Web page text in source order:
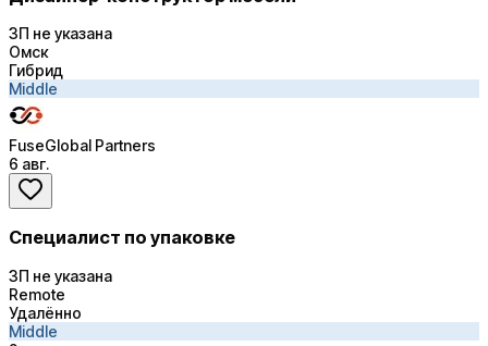
ЗП не указана
Омск
Гибрид
Middle
FuseGlobal Partners
6 авг.
Специалист по упаковке
ЗП не указана
Remote
Удалённо
Middle